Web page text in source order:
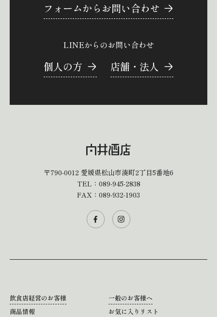
フォームからお問い合わせ
LINEからのお問い合わせ
個人の方 店舗・法人
〒790-0012 愛媛県松山市湊町2丁目5番地6
TEL： 089-945-2838
FAX：089-932-1903
飲食店経営のお客様
一般のお客様へ
商品情報
お気に入りリスト